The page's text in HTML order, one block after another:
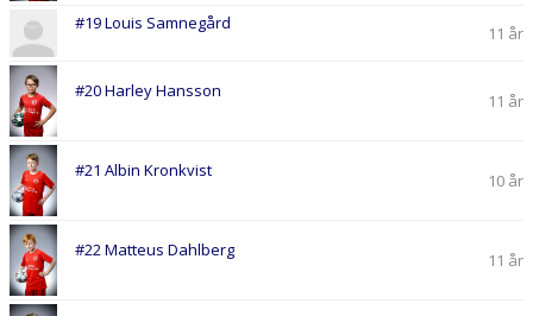
#19 Louis Samnegård 11 år
#20 Harley Hansson 11 år
#21 Albin Kronkvist 10 år
#22 Matteus Dahlberg 11 år